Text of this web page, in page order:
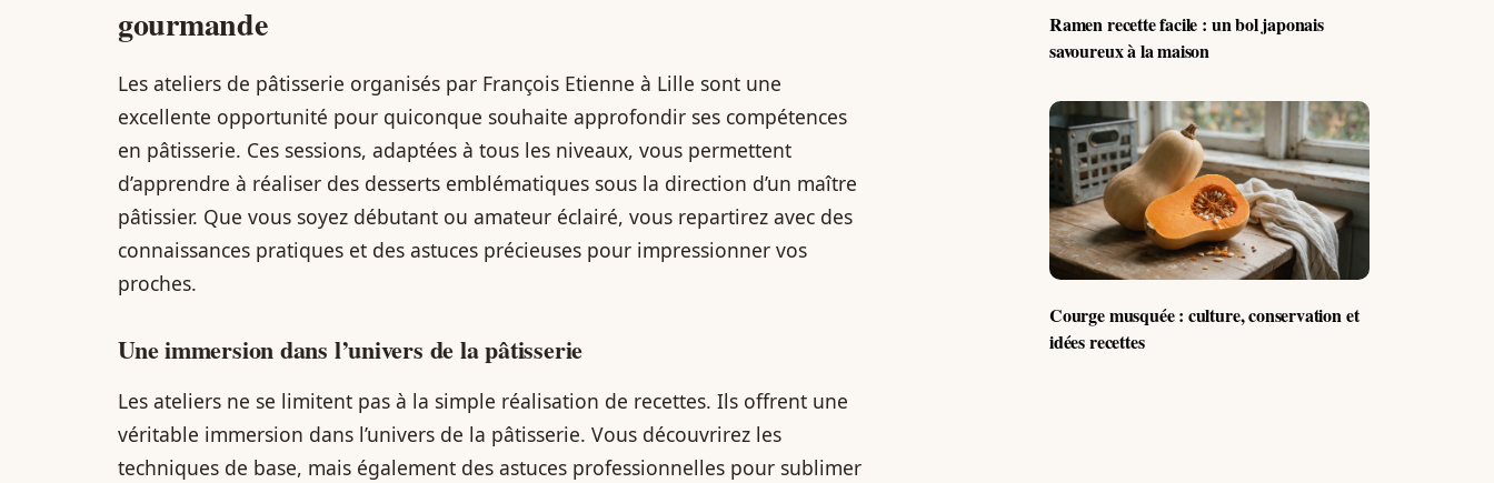
gourmande
Les ateliers de pâtisserie organisés par François Etienne à Lille sont une
excellente opportunité pour quiconque souhaite approfondir ses compétences
en pâtisserie. Ces sessions, adaptées à tous les niveaux, vous permettent
d’apprendre à réaliser des desserts emblématiques sous la direction d’un maître
pâtissier. Que vous soyez débutant ou amateur éclairé, vous repartirez avec des
connaissances pratiques et des astuces précieuses pour impressionner vos
proches.
Une immersion dans l’univers de la pâtisserie
Les ateliers ne se limitent pas à la simple réalisation de recettes. Ils offrent une
véritable immersion dans l’univers de la pâtisserie. Vous découvrirez les
techniques de base, mais également des astuces professionnelles pour sublimer
Ramen recette facile : un bol japonais
savoureux à la maison
Courge musquée : culture, conservation et
idées recettes